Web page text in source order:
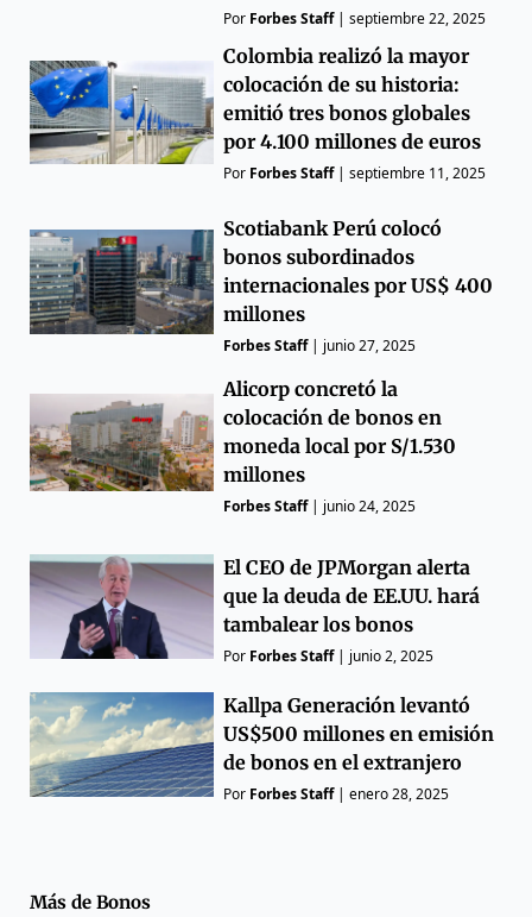
Por Forbes Staff|septiembre 22, 2025
Colombia realizó la mayor
colocación de su historia:
emitió tres bonos globales
por 4.100 millones de euros
Por Forbes Staff|septiembre 11, 2025
Scotiabank Perú colocó
bonos subordinados
internacionales por US$ 400
millones
Forbes Staff| junio 27, 2025
Alicorp concretó la
colocación de bonos en
moneda local por S/1.530
millones
Forbes Staff| junio 24, 2025
El CEO de JPMorgan alerta
que la deuda de EE.UU. hará
tambalear los bonos
Por Forbes Staff| junio 2, 2025
Kallpa Generación levantó
US$500 millones en emisión
de bonos en el extranjero
Por Forbes Staff|enero 28, 2025
Más de Bonos